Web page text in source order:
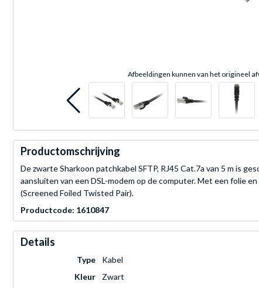
Afbeeldingen kunnen van het origineel
Productomschrijving
De zwarte Sharkoon patchkabel SFTP, RJ45 Cat.7a van 5 m is
aansluiten van een DSL-modem op de computer. Met een folie
(Screened Foiled Twisted Pair).
Productcode: 1610847
Details
Type
Kabel
Kleur
Zwart